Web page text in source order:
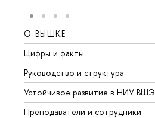
О ВЫШКЕ
Цифры и факты
Руководство и структура
Устойчивое развитие в НИУ ВШЭ
Преподаватели и сотрудники